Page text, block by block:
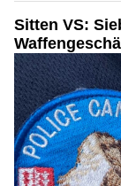
Sitten VS: